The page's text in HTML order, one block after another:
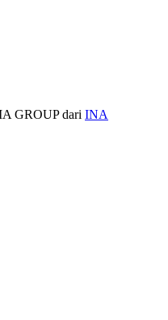
GROUP dari INA